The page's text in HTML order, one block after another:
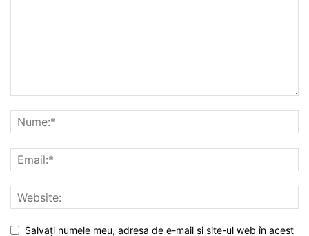
Salvați numele meu, adresa de e-mail și site-ul web în acest